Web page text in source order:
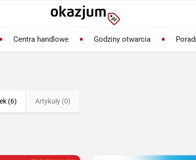
Centra handlowe Godziny otwarcia
(6) Artykuły (0)